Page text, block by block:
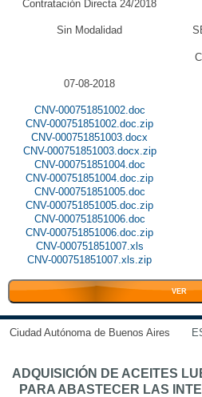
Contratación Directa 24/2018
Sin Modalidad
07-08-2018
CNV-000751851002.doc
CNV-000751851002.doc.zip
CNV-000751851003.docx
CNV-000751851003.docx.zip
CNV-000751851004.doc
CNV-000751851004.doc.zip
CNV-000751851005.doc
CNV-000751851005.doc.zip
CNV-000751851006.doc
CNV-000751851006.doc.zip
CNV-000751851007.xls
CNV-000751851007.xls.zip
VER
Ciudad Autónoma de Buenos Aires
ADQUISICIÓN DE ACEITES
PARA ABASTECER LAS